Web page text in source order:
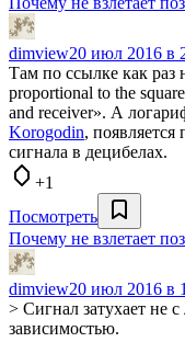
dimview20 июл 2016 в
Там по ссылке как раз
proportional to the
and receiver». А
Korogodin,
сигнала в децибелах.
+1
Посмотреть
Почему не взлетает
dimview20 июл 2016 в
> Сигнал затухает не
зависимостью.